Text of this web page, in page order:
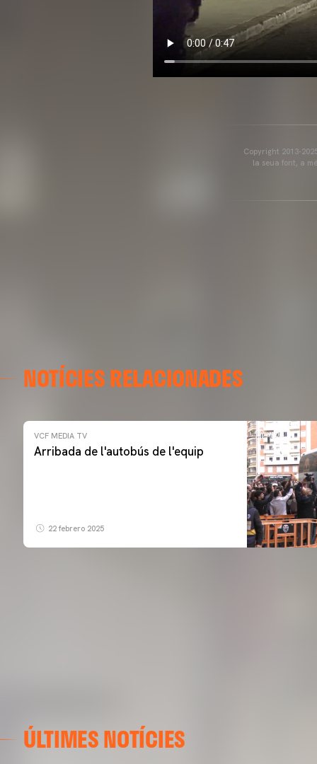
Copyright 2013-
la seua font, a
NOTÍCIES RELACIONADES
VCF MEDIA TV
Arribada de l'autobús de l'equip
22 febrero 2025
ÚLTIMES NOTÍCIES